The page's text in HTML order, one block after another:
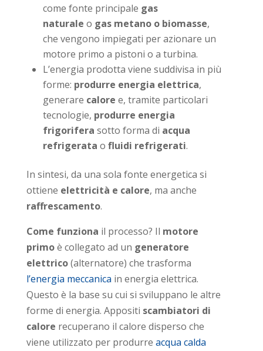
come fonte principale gas
naturale o gas metano o biomasse,
che vengono impiegati per azionare un
motore primo a pistoni o a turbina.
L’energia prodotta viene suddivisa in più
forme: produrre energia elettrica,
generare calore e, tramite particolari
tecnologie, produrre energia
frigorifera sotto forma di acqua
refrigerata o fluidi refrigerati.
In sintesi, da una sola fonte energetica si
ottiene elettricità e calore, ma anche
raffrescamento.
Come funziona il processo? Il motore
primoè collegato ad un generatore
elettrico(alternatore) che trasforma
l’energia meccanica in energia elettrica.
Questo è la base su cui si sviluppano le altre
forme di energia. Appositi scambiatori di
calore recuperano il calore disperso che
viene utilizzato per produrre acqua calda